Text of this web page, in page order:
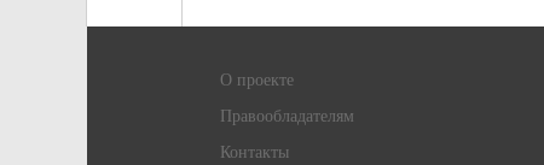
О проекте
Правообладателям
Контакты